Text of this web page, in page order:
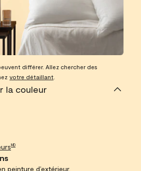
différer. Allez chercher des
votre détaillant
la couleur
MD
peinture d’extérieur.